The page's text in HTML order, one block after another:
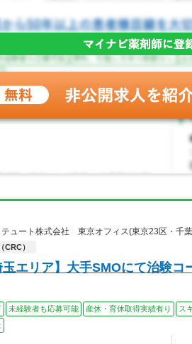
ュート株式会社 東京オフィス(東京23区・千
CRC）
玉エリア】大手SMOにて治験コ
未経験者も応募可能 産休・育休取得実績有り ス